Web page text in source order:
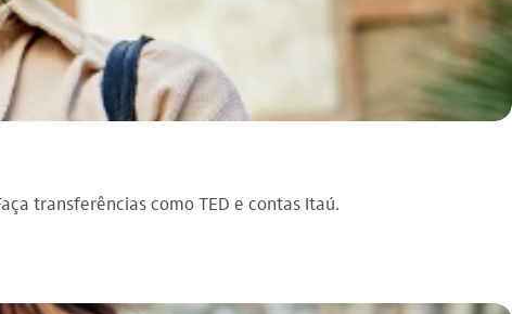
transferências como TED e contas Itaú.